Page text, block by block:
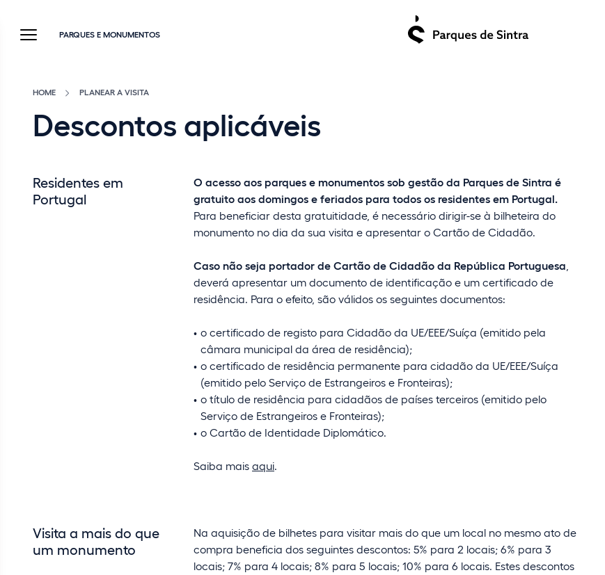
PARQUES E MONUMENTOS
HOME PLANEAR A VISITA
Descontos aplicáveis
Residentes em
Portugal
O acesso aos parques e monumentos sob gestão da Parques de Sintra é
gratuito aos domingos e feriados para todos os residentes em Portugal.
Para beneficiar desta gratuitidade, é necessário dirigir-se à bilheteira do
monumento no dia da sua visita e apresentar o Cartão de Cidadão.
Caso não seja portador de Cartão de Cidadão da República Portuguesa
deverá apresentar um documento de identificação e um certificado de
residência. Para o efeito, são válidos os seguintes documentos:
o certificado de registo para Cidadão da UE/EEE/Suíça (emitido pela
câmara municipal da área de residência);
o certificado de residência permanente para cidadão da UE/EEE/Suíça
(emitido pelo Serviço de Estrangeiros e Fronteiras);
o título de residência para cidadãos de países terceiros (emitido pelo
Serviço de Estrangeiros e Fronteiras);
o Cartão de Identidade Diplomático.
Saiba mais aqui.
Visita a mais do que
um monumento
Na aquisição de bilhetes para visitar mais do que um local no mesmo ato de
compra beneficia dos seguintes descontos: 5% para 2 locais; 6% para 3
locais; 7% para 4 locais; 8% para 5 locais; 10% para 6 locais. Estes descontos